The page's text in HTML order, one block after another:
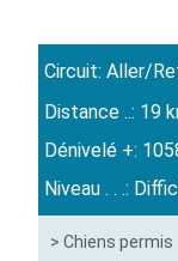
Circuit: Aller/
Distance ..: 19
Dénivelé +:
Niveau . . .:
> Chiens permis